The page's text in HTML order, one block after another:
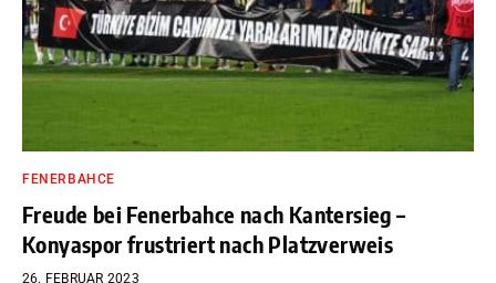
FENERBAHCE
Freude bei Fenerbahce nach Kantersieg –
Konyaspor frustriert nach Platzverweis
26. FEBRUAR 2023